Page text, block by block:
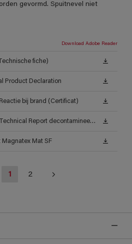
gevormd. Spuitnevel niet
Download Adobe Reader
fiche)
Product Declaration
bij brand (Certificat)
Magnatex Mat SF - Technical Report decontamineerbaarheid (Certificat)
Magnatex Mat SF
1 2